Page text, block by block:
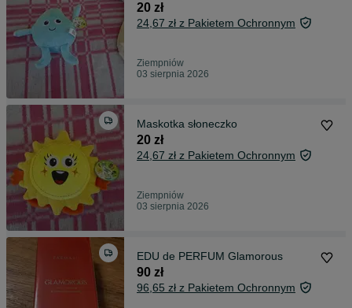
20 zł
24,67 zł z Pakietem Ochronnym
Ziempniów
03 sierpnia 2026
Maskotka słoneczko
20 zł
24,67 zł z Pakietem Ochronnym
Ziempniów
03 sierpnia 2026
EDU de PERFUM Glamorous
90 zł
96,65 zł z Pakietem Ochronnym